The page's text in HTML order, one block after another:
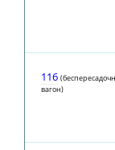
116
вагон)